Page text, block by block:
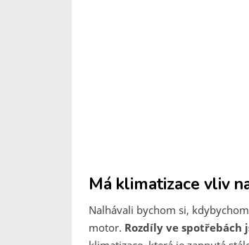
Má klimatizace vliv
Nalhávali bychom si,
motor. Rozdíly ve spotřebách